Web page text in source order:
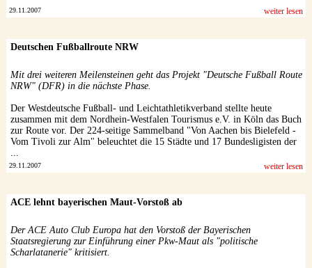
29.11.2007 weiter lesen
Deutschen Fußballroute NRW
Mit drei weiteren Meilensteinen geht das Projekt "Deutsche Fußball Route
NRW" (DFR) in die nächste Phase.
Der Westdeutsche Fußball- und Leichtathletikverband stellte heute
zusammen mit dem Nordhein-Westfalen Tourismus e.V. in Köln das Buch
zur Route vor. Der 224-seitige Sammelband "Von Aachen bis Bielefeld -
Vom Tivoli zur Alm" beleuchtet die 15 Städte und 17 Bundesligisten der
29.11.2007 weiter lesen
ACE lehnt bayerischen Maut-Vorstoß ab
Der ACE Auto Club Europa hat den Vorstoß der Bayerischen
Staatsregierung zur Einführung einer Pkw-Maut als "politische
Scharlatanerie" kritisiert.